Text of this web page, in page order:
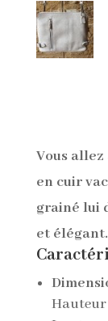
Vous
en cuir
grainé lui
et élégant.
Hauteur